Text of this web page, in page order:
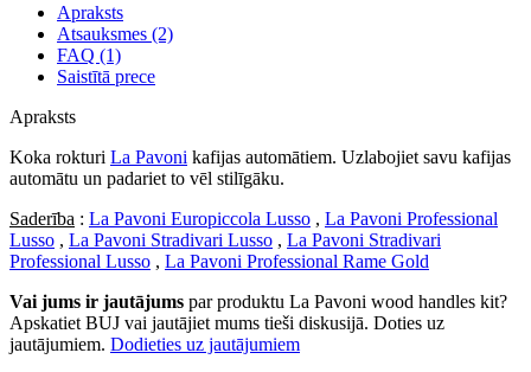
Apraksts
Atsauksmes (2)
FAQ (1)
Saistītā prece
Apraksts
Koka rokturi La Pavoni kafijas automātiem. Uzlabojiet savu kafijas
automātu un padariet to vēl stilīgāku.
Saderība : La Pavoni Europiccola Lusso , La Pavoni Professional
Lusso , La Pavoni Stradivari Lusso , La Pavoni Stradivari
Professional Lusso , La Pavoni Professional Rame Gold
Vai jums ir jautājums par produktu La Pavoni wood handles kit?
Apskatiet BUJ vai jautājiet mums tieši diskusijā. Doties uz
jautājumiem. Dodieties uz jautājumiem